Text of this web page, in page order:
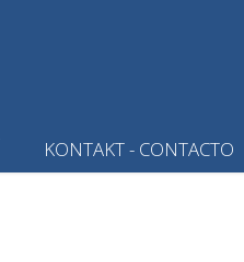
KONTAKT - CONTACTO